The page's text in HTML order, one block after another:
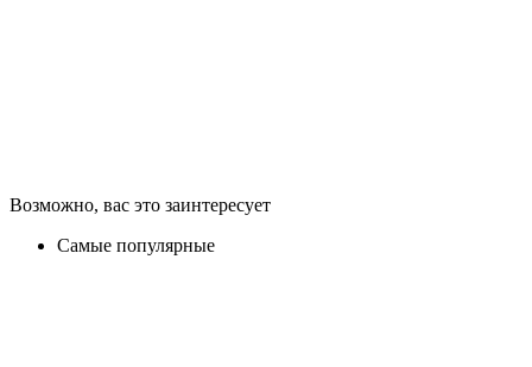
Возможно, вас это заинтересует
Самые популярные